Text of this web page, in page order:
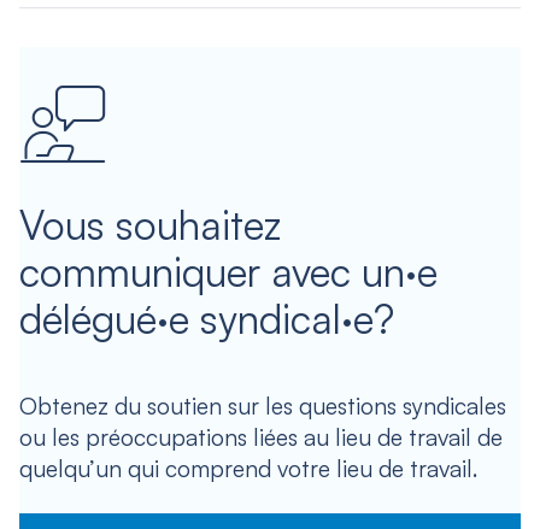
Vous souhaitez
communiquer avec un·e
délégué·e syndical·e?
Obtenez du soutien sur les questions syndicales
ou les préoccupations liées au lieu de travail de
quelqu’un qui comprend votre lieu de travail.